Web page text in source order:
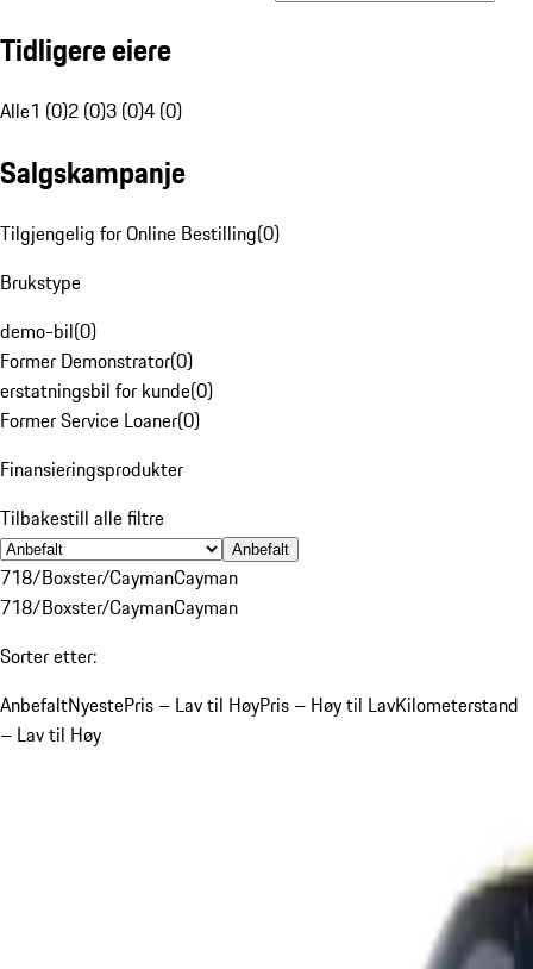
Tidligere eiere
Alle1 (0)2 (0)3 (0)4 (0)
Salgskampanje
Tilgjengelig for Online Bestilling(0)
Brukstype
demo-bil(0)
Former Demonstrator(0)
erstatningsbil for kunde(0)
Former Service Loaner(0)
Finansieringsprodukter
Tilbakestill alle filtre
Anbefalt
718/Boxster/CaymanCayman
718/Boxster/CaymanCayman
Sorter etter:
AnbefaltNyestePris – Lav til HøyPris – Høy til LavKilometerstand
– Lav til Høy